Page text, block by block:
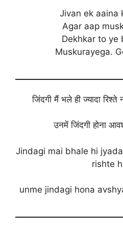
Jivan ek aaina
Agar aap
Dekhkar to ye
Muskurayega.
जिंदगी मैं भले ही ज्यादा रिश्ते
उनमें जिंदगी होना
Jindagi mai bhale hi
rishte
unme jindagi hona